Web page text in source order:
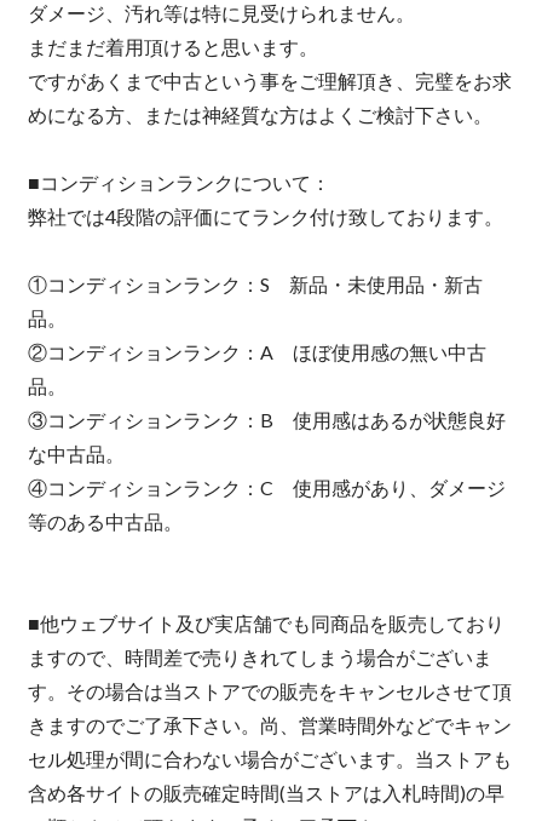
ダメージ、汚れ等は特に見受けられません。
まだまだ着用頂けると思います。
ですがあくまで中古という事をご理解頂き、完璧をお求
めになる方、または神経質な方はよくご検討下さい。
■コンディションランクについて：
弊社では4段階の評価にてランク付け致しております。
①コンディションランク：S 新品・未使用品・新古
品。
②コンディションランク：A ほぼ使用感の無い中古
品。
③コンディションランク：B 使用感はあるが状態良好
な中古品。
④コンディションランク：C 使用感があり、ダメージ
等のある中古品。
■他ウェブサイト及び実店舗でも同商品を販売しており
ますので、時間差で売りきれてしまう場合がございま
す。その場合は当ストアでの販売をキャンセルさせて頂
きますのでご了承下さい。尚、営業時間外などでキャン
セル処理が間に合わない場合がございます。当ストアも
含め各サイトの販売確定時間(当ストアは入札時間)の早